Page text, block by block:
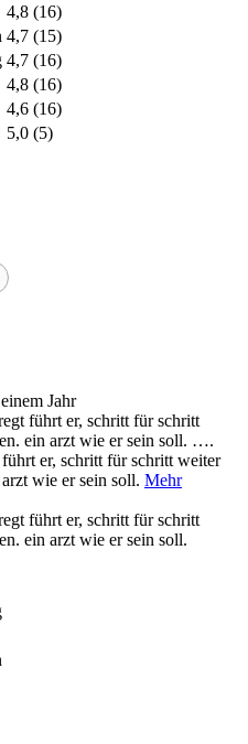
4,8 (16)
4,7 (15)
4,7 (16)
4,8 (16)
4,6 (16)
5,0 (5)
Jahr
führt er, schritt für schritt
ein arzt wie er sein soll. ….
er, schritt für schritt weiter
wie er sein soll. Mehr
führt er, schritt für schritt
ein arzt wie er sein soll.